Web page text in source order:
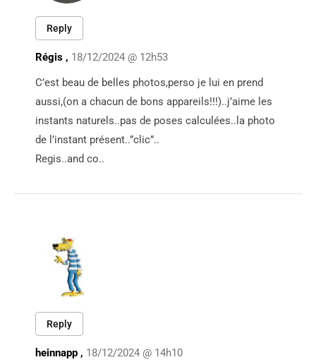
Reply
Régis , 18/12/2024 @ 12h53
C’est beau de belles photos,perso je lui en prend
aussi,(on a chacun de bons appareils!!!)..j’aime les
instants naturels..pas de poses calculées..la photo
de l’instant présent..”clic”..
Regis..and co..
Reply
heinnapp , 18/12/2024 @ 14h10